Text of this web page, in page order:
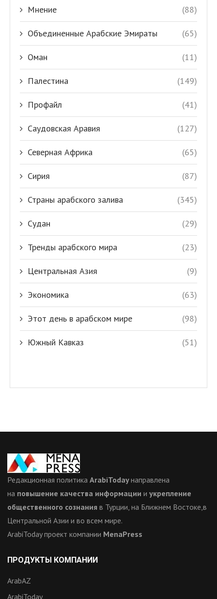
Мнение (88)
Объединенные Арабские Эмираты (65)
Оман (11)
Палестина (149)
Профайл (41)
Саудовская Аравия (127)
Северная Африка (65)
Сирия (87)
Страны арабского залива (345)
Судан (29)
Тренды арабского мира (23)
Центральная Азия (9)
Экономика (63)
Этот день в арабском мире (98)
Южный Кавказ (51)
Редакционная политика ArabiTodayнаправлена
на повышение качества информации и укрепление
общественного сознания в Турции, на Ближнем Востоке,в
Центральной Азии и во всем мире.
ArabiToday проект компании MenaPress
ПРОДУКТЫ КОМПАНИИ
ArabAZ
ArabiToday